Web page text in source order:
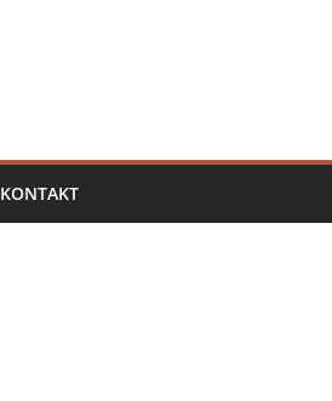
KONTAKT